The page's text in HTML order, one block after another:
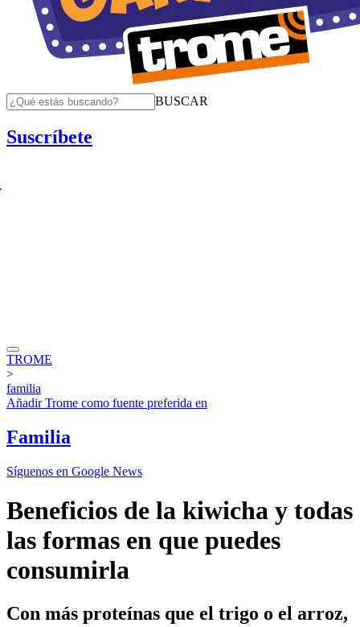
BUSCAR
Suscríbete
TROME
>
familia
AñadirTrome como fuente preferida en
Familia
Síguenos en Google News
Beneficios de la kiwicha y todas
las formas en que puedes
consumirla
Con más proteínas que el trigo o el arroz,